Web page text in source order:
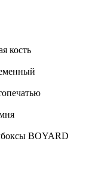
кость
BOYARD